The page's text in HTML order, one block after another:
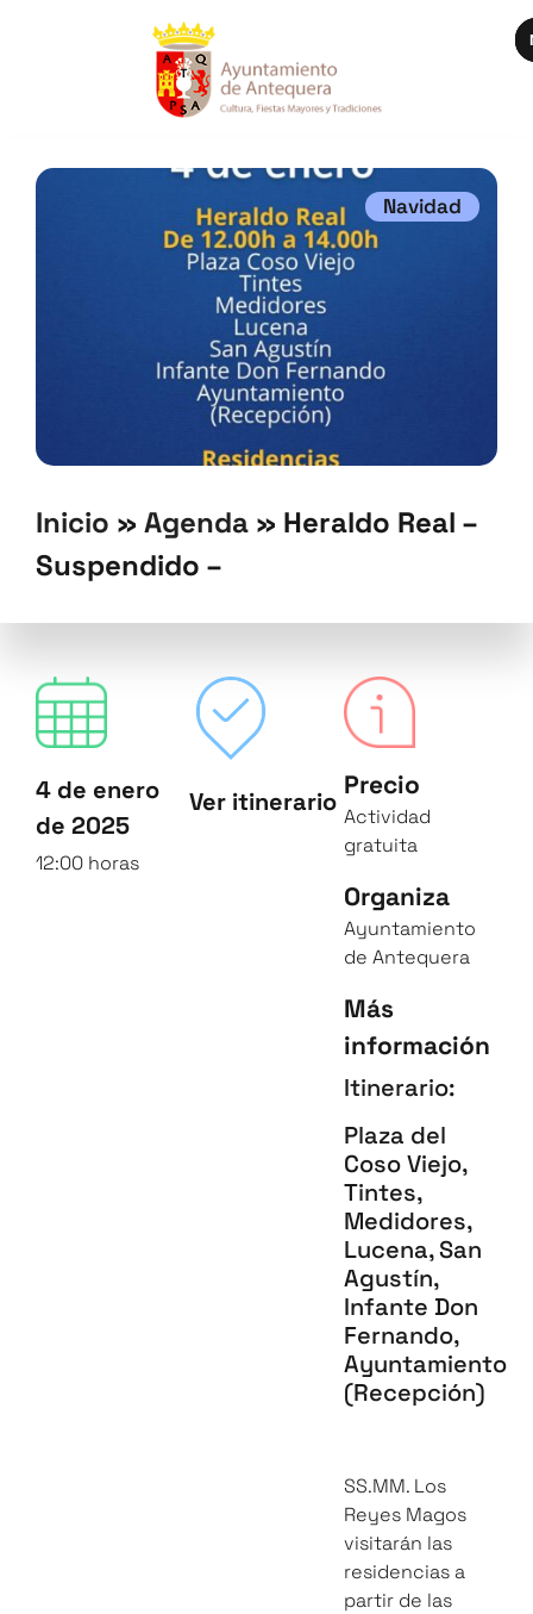
Navidad
Inicio » Agenda » Heraldo Real –
Suspendido –
4 de enero
de 2025
12:00 horas
Ver itinerario
Precio
Actividad
gratuita
Organiza
Ayuntamiento
de Antequera
Más
información
Itinerario:
Plaza del
Coso Viejo,
Tintes,
Medidores,
Lucena, San
Agustín,
Infante Don
Fernando,
Ayuntamiento
(Recepción)
SS.MM. Los
Reyes Magos
visitarán las
residencias a
partir de las